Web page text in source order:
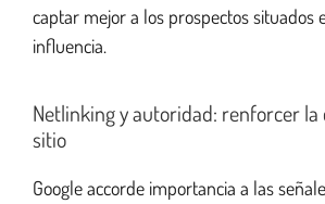
captar mejor a los prospectos situados
influencia.
Netlinking y autoridad: renforcer la
sitio
Google accorde importancia a las